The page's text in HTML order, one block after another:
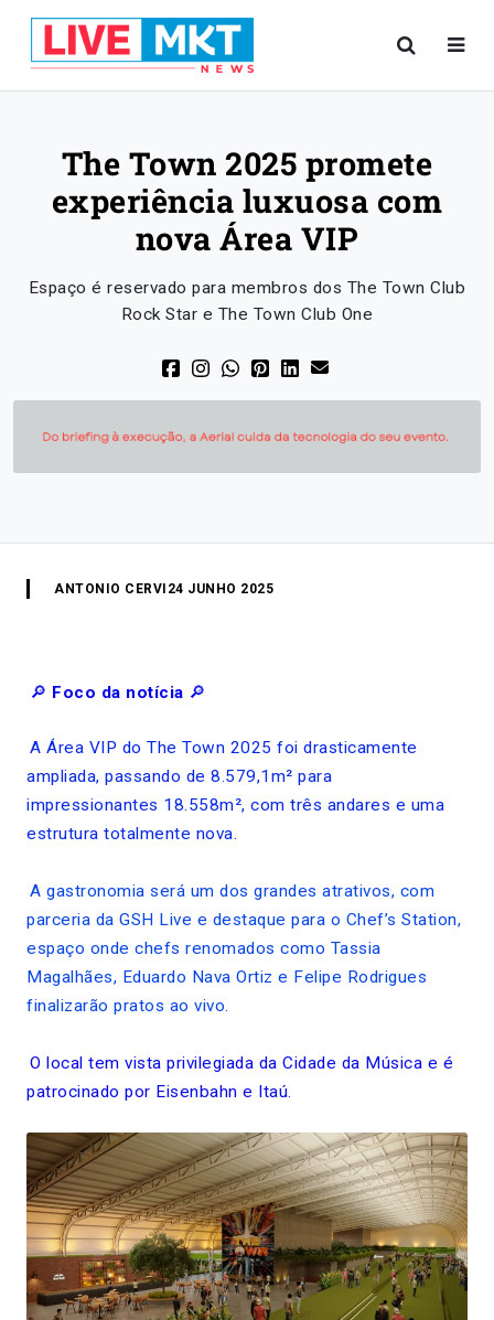
The Town 2025 promete
experiência luxuosa com
nova Área VIP
Espaço é reservado para membros dos The Town Club
Rock Star e The Town Club One
ANTONIO CERVI 24 JUNHO 2025
🔎 Foco da notícia 🔎
A Área VIP do The Town 2025 foi drasticamente
ampliada, passando de 8.579,1m² para
impressionantes 18.558m², com três andares e uma
estrutura totalmente nova.
A gastronomia será um dos grandes atrativos, com
parceria da GSH Live e destaque para o Chef’s Station,
espaço onde chefs renomados como Tassia
Magalhães, Eduardo Nava Ortiz e Felipe Rodrigues
finalizarão pratos ao vivo.
O local tem vista privilegiada da Cidade da Música e é
patrocinado por Eisenbahn e Itaú.